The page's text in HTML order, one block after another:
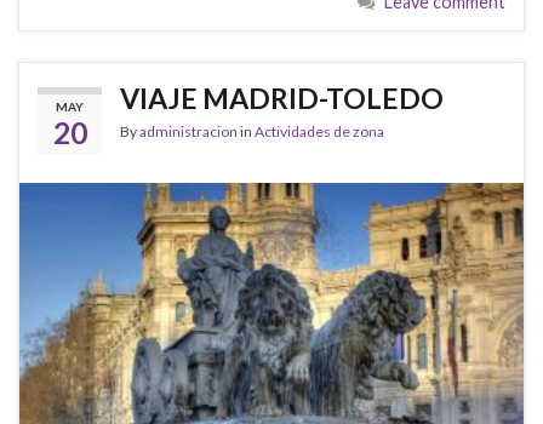
MAY
20
VIAJE MADRID-TOLEDO
Byadministracion in Actividades de zona